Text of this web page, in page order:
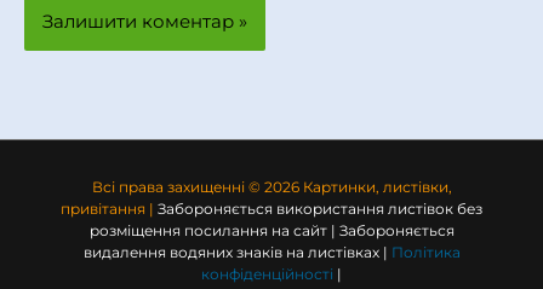
Всі права захищенні © 2026 Картинки, листівки,
привітання | Забороняється використання листівок без
розміщення посилання на сайт | Забороняється
видалення водяних знаків на листівках | Політика
конфіденційності |